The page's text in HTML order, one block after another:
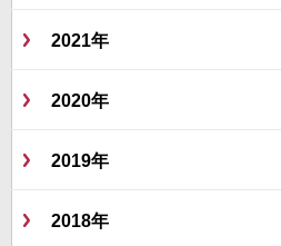
2021年
2020年
2019年
2018年